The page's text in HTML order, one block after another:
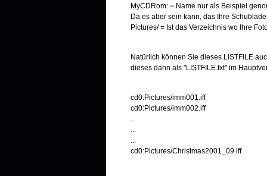
MyCDRom: = Name nur als Beispiel
Da es aber sein kann, das Ihre
Pictures/ = Ist das Verzeichnis wo Ihre
Natürlich können Sie dieses LISTFILE
dieses dann als "LISTFILE.txt" im
cd0:Pictures/imm001.iff
cd0:Pictures/imm002.iff
...
...
...
cd0:Pictures/Christmas2001_09.iff